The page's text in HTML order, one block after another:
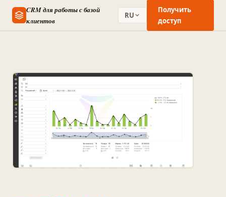
CRM для работы с базой
клиентов
RU
Получить
доступ